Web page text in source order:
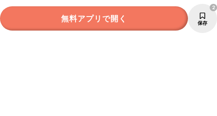
無料アプリで開く 保存
2